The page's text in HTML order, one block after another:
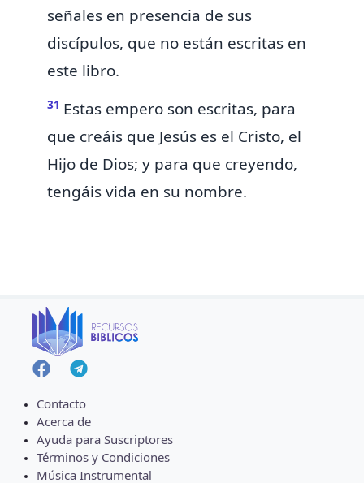
señales en presencia de sus
discípulos, que no están escritas en
este libro.
31 Estas empero son escritas, para
que creáis que Jesús es el Cristo, el
Hijo de Dios; y para que creyendo,
tengáis vida en su nombre.
Contacto
Acerca de
Ayuda para Suscriptores
Términos y Condiciones
Música Instrumental